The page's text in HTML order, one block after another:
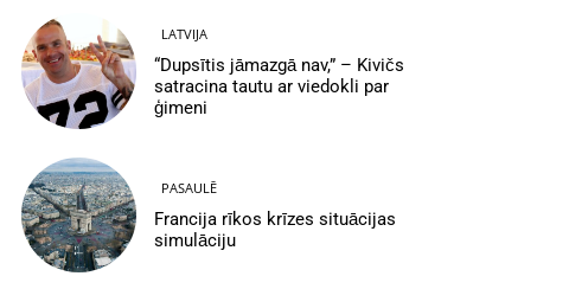
LATVIJA
“Dupsītis jāmazgā nav,” – Kivičs
satracina tautu ar viedokli par
ģimeni
PASAULĒ
Francija rīkos krīzes situācijas
simulāciju